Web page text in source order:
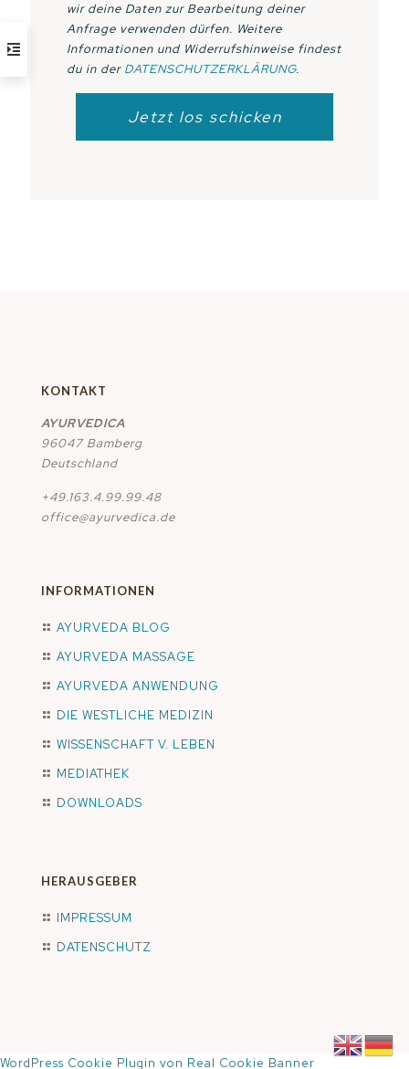
wir deine Daten zur Bearbeitung deiner
Anfrage verwenden dürfen. Weitere
Informationen und Widerrufshinweise findest
du in der DATENSCHUTZERKLÄRUNG.
KONTAKT
AYURVEDICA
96047 Bamberg
Deutschland
+49.163.4.99.99.48
office@ayurvedica.de
INFORMATIONEN
AYURVEDA BLOG
AYURVEDA MASSAGE
AYURVEDA ANWENDUNG
DIE WESTLICHE MEDIZIN
WISSENSCHAFT V. LEBEN
MEDIATHEK
DOWNLOADS
HERAUSGEBER
IMPRESSUM
DATENSCHUTZ
WordPress Cookie Plugin von Real Cookie Banner